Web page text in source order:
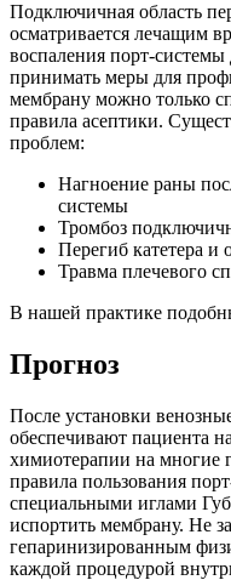
Подключичная область
осматривается лечащим
воспаления порт-
принимать меры для
мембрану можно только
правила асептики.
проблем:
Нагноение раны
системы
Тромбоз
Перегиб катетера и
Травма плечевого
В нашей практике
Прогноз
После установки
обеспечивают пациента
химиотерапии на многие
правила пользования
специальными иглами
испортить мембрану. Не
гепаринизированным
каждой процедурой